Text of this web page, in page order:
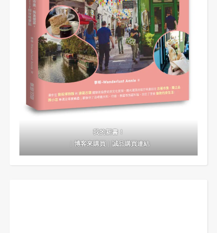
我的新書！
｜博客來購買｜誠品購買連結